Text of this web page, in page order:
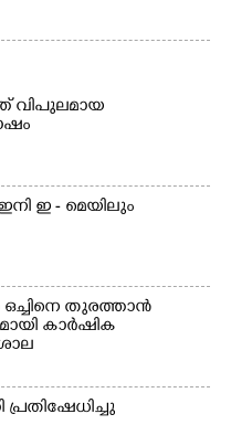
വിപുലമായ
ഇ - മെയിലും
തുരത്താൻ
കാർഷിക